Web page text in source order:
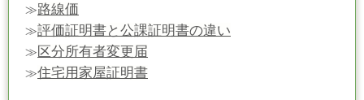
≫路線価
≫評価証明書と公課証明書の違い
≫区分所有者変更届
≫住宅用家屋証明書